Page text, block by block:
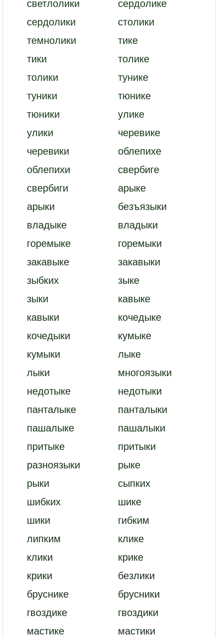
сердолики
столики
темнолики
тике
тики
толике
толики
тунике
туники
тюнике
тюники
улике
улики
черевике
черевики
облепихе
облепихи
свербиге
свербиги
арыке
арыки
безъязыки
владыке
владыки
горемыке
горемыки
закавыке
закавыки
зыбких
зыке
зыки
кавыке
кавыки
кочедыке
кочедыки
кумыке
кумыки
лыке
лыки
многоязыки
недотыке
недотыки
панталыке
панталыки
пашалыке
пашалыки
притыке
притыки
разноязыки
рыке
рыки
сыпких
шибких
шике
шики
гибким
липким
клике
клики
крике
крики
безлики
бруснике
брусники
гвоздике
гвоздики
мастике
мастики